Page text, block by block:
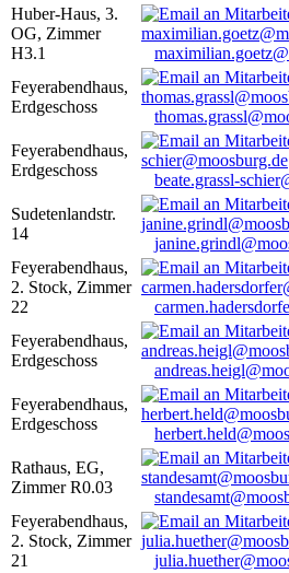
Huber-Haus, 3.
OG, Zimmer
H3.1
Feyerabendhaus,
Erdgeschoss
Feyerabendhaus,
Erdgeschoss
beate.grassl-
Sudetenlandstr.
14
Feyerabendhaus,
2. Stock, Zimmer
22
Feyerabendhaus,
Erdgeschoss
Feyerabendhaus,
Erdgeschoss
Rathaus, EG,
Zimmer R0.03
Feyerabendhaus,
2. Stock, Zimmer
21